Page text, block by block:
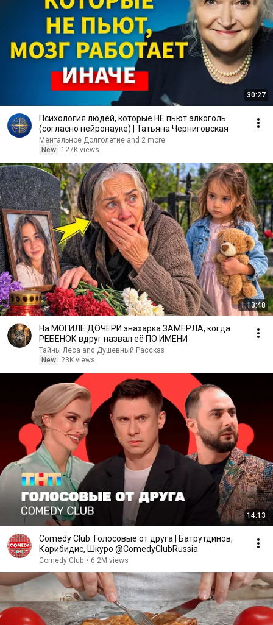
30:27
Психология людей, которые НЕ пьют алкоголь
(согласно нейронауке) | Татьяна Черниговская
Ментальное Долголетие and 2 more
New
127K views
1:13:48
На МОГИЛЕ ДОЧЕРИ знахарка ЗАМЕРЛА, когда
РЕБЁНОК вдруг назвал её ПО ИМЕНИ
Тайны Леса and Душевный Рассказ
New
23K views
14:13
Comedy Club: Голосовые от друга | Батрутдинов,
Карибидис, Шкуро @ComedyClubRussia
Comedy Club • 6.2M views